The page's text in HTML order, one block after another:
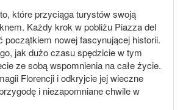
które przyciąga turystów swoją
Każdy krok w pobliżu Piazza del
początkiem nowej fascynującej historii.
jak dużo czasu spędzicie w tym
ze sobą wspomnienia na całe życie.
Florencji i odkryjcie jej wieczne
i niezapomniane chwile w